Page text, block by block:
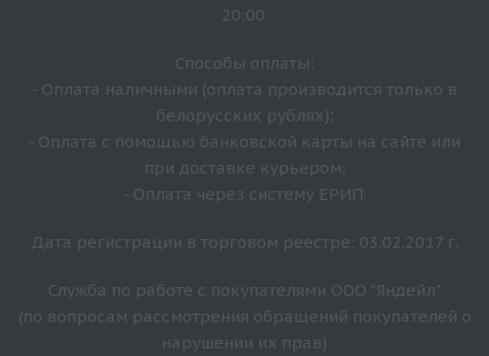
20:00.
Способы оплаты:
- Оплата наличными (оплата производится только в
белорусских рублях);
- Оплата с помощью банковской карты на сайте или
при доставке курьером;
- Оплата через систему ЕРИП.
Дата регистрации в торговом реестре: 03.02.2017 г.
Служба по работе с покупателями ООО "Яндейл"
(по вопросам рассмотрения обращений покупателей о
нарушении их прав)